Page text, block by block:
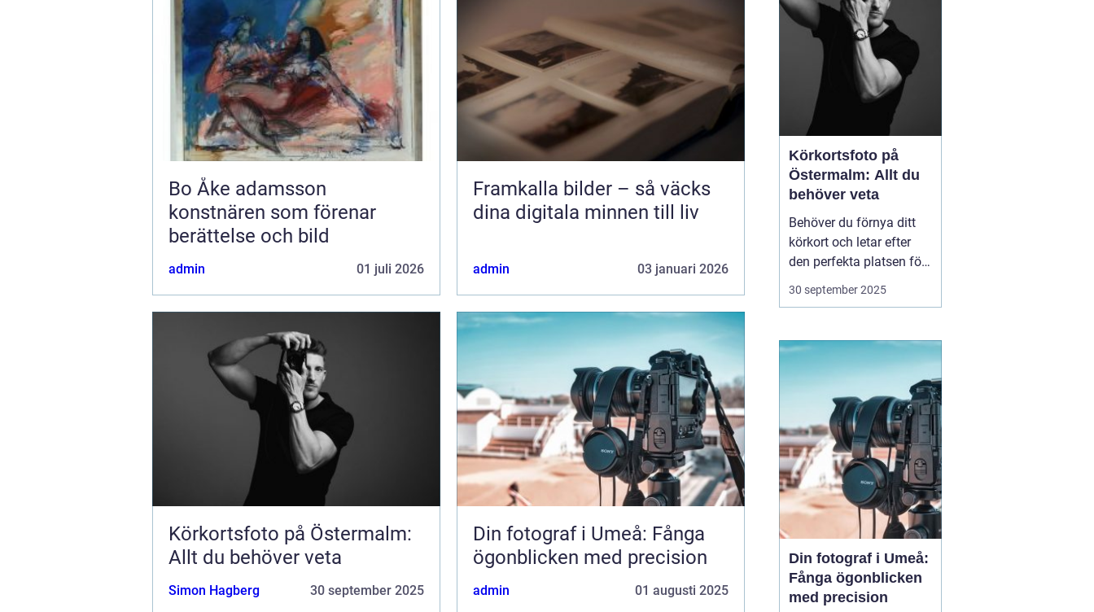
Bo Åke adamsson
konstnären som förenar
berättelse och bild
admin 01 juli 2026
Framkalla bilder – så väcks
dina digitala minnen till liv
admin 03 januari 2026
Körkortsfoto på Östermalm:
Allt du behöver veta
Simon Hagberg 30 september 2025
Din fotograf i Umeå: Fånga
ögonblicken med precision
admin 01 augusti 2025
gömda i map...
Körkortsfoto på
Östermalm: Allt du
behöver veta
Behöver du förnya ditt
körkort och letar efter
den perfekta platsen för
att ta ditt körkortsfoto?
Då befinner du dig i rätt
Östermalm erbjuder
många alternativ för att
få en ...
30 september 2025
Din fotograf i Umeå:
Fånga ögonblicken
med precision